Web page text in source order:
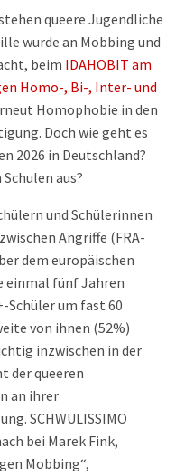
queere Jugendliche
wurde an Mobbing und
beim IDAHOBIT am
Homo-, Bi-, Inter- und
Homophobie in den
Doch wie geht es
2026 in Deutschland?
aus?
und Schülerinnen
Angriffe (FRA-
dem europäischen
einmal fünf Jahren
Schüler um fast 60
von ihnen (52%)
inzwischen in der
der queeren
an ihrer
SCHWULISSIMO
bei Marek Fink,
Mobbing“,